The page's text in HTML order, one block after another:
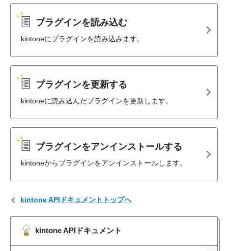
kintone APIドキュメントトップへ
kintone APIドキュメント
プラグインを読み込む
kintoneにプラグインを読み込みます。
プラグインを更新する
kintoneに読み込んだプラグインを更新します。
プラグインをアンインストールする
kintoneからプラグインをアンインストールします。